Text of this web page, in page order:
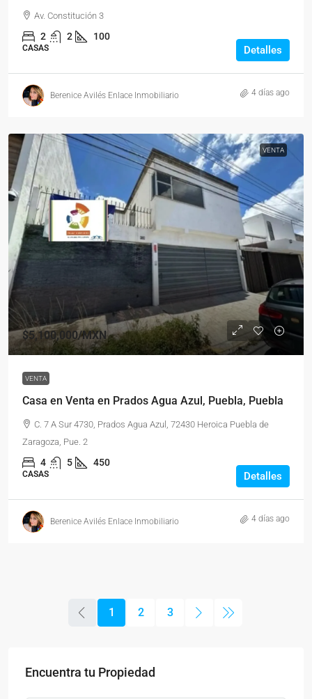
Av. Constitución 3
2 2 100
CASAS Detalles
Berenice Avilés Enlace Inmobiliario 4 días ago
VENTA
$5,100,000/MXN
VENTA
Casa en Venta en Prados Agua Azul, Puebla, Puebla
C. 7 A Sur 4730, Prados Agua Azul, 72430 Heroica Puebla de
Zaragoza, Pue. 2
4 5 450
CASAS Detalles
Berenice Avilés Enlace Inmobiliario 4 días ago
1 2 3
Encuentra tu Propiedad